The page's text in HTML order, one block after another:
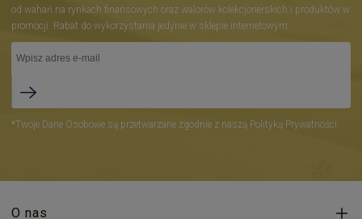
od wahań na rynkach finansowych oraz walorów kolekcjonerskich i produktów w
promocji. Rabat do wykorzystania jedynie w sklepie internetowym.
*Twoje Dane Osobowe są przetwarzane zgodnie z naszą Polityką Prywatności.
O nas